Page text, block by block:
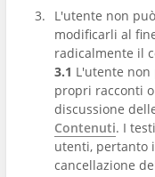
L'utente non
modificarli al
radicalmente il
3.1 L'utente
propri racconti
discussione
Contenuti. I
utenti, pertanto
cancellazione